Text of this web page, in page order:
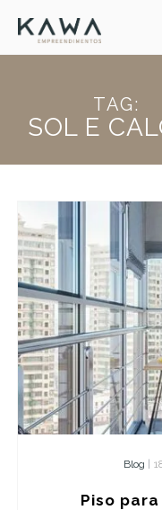
TAG:
SOL E
Blog |
Piso